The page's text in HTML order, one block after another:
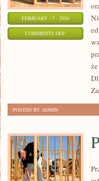
FEBRUARY - 7 - 2026
COMMENTS OFFON
STEROWANIA
POSTED BY ADMIN